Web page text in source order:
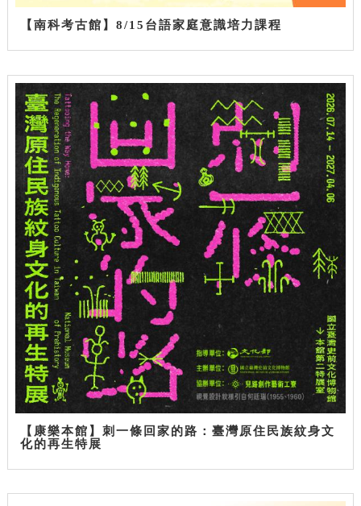
【南科考古館】8/15台語家庭意識培力課程
【康樂本館】刺一條回家的路：臺灣原住民族紋身文
化的再生特展